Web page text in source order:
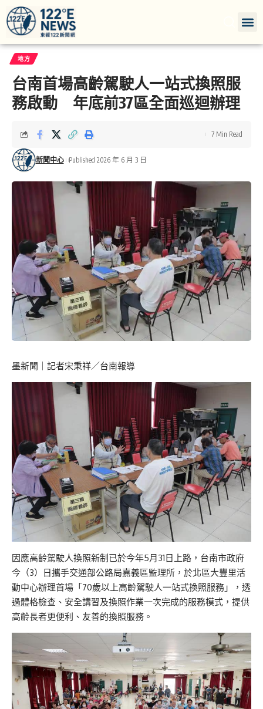
地方
台南首場高齡駕駛人一站式換照服
務啟動 年底前37區全面巡迴辦理
新聞中心 Published 2026 年 6 月 3 日
7 Min Read
墨新聞 ｜記者宋秉祥／台南報導
因應高齡駕駛人換照新制已於今年5月31日上路，台南市政府
今（3）日攜手交通部公路局嘉義區監理所，於北區大豐里活
動中心辦理首場「70歲以上高齡駕駛人一站式換照服務」，透
過體格檢查、安全講習及換照作業一次完成的服務模式，提供
高齡長者更便利、友善的換照服務。